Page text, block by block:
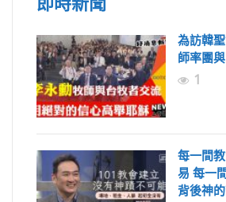
為訪韓
師率團
1
每一間
易 每一
背後神